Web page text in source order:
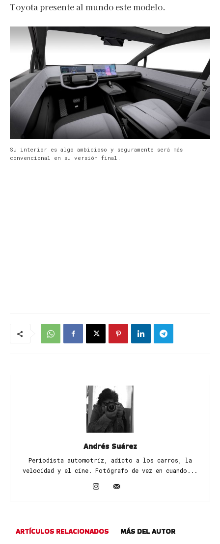
Toyota presente al mundo este modelo.
Su interior es algo ambicioso y seguramente será más
convencional en su versión final.
Andrés Suárez
Periodista automotriz, adicto a los carros, la
velocidad y el cine. Fotógrafo de vez en cuando...
ARTÍCULOS RELACIONADOS MÁS DEL AUTOR